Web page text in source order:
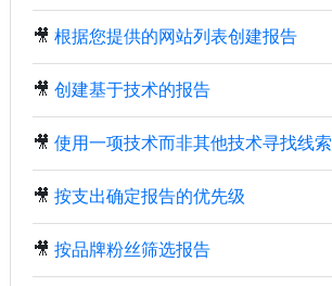
🎥 根据您提供的网站列表创建报告
🎥 创建基于技术的报告
🎥 使用一项技术而非其他技术寻找线索
🎥 按支出确定报告的优先级
🎥 按品牌粉丝筛选报告